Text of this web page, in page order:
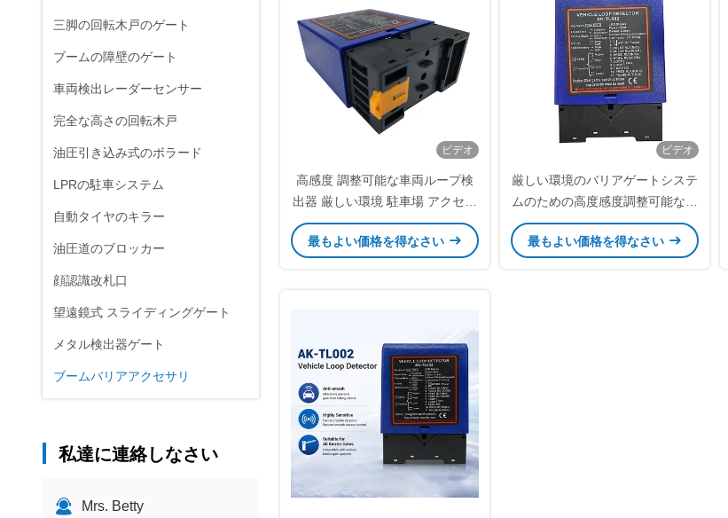
三脚の回転木戸のゲート
ブームの障壁のゲート
車両検出レーダーセンサー
完全な高さの回転木戸
油圧引き込み式のボラード
LPRの駐車システム
自動タイヤのキラー
油圧道のブロッカー
顔認識改札口
望遠鏡式 スライディングゲート
メタル検出器ゲート
ブームバリアアクセサリ
私達に連絡しなさい
Mrs. Betty
ビデオ
高感度 調整可能な車両ループ検
出器 厳しい環境 駐車場 アクセス
制御 障壁ゲート
最もよい価格を得なさい
ビデオ
厳しい環境のバリアゲートシステ
ムのための高度感度調整可能な車
両ループ検出器
最もよい価格を得なさい